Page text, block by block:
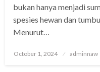
bukan hanya menjadi
spesies hewan dan
Menurut…
Posted
October 1, 2024 adminnaw